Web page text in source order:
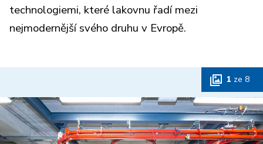
technologiemi, které lakovnu řadí mezi
nejmodernější svého druhu v Evropě.
1 ze 8